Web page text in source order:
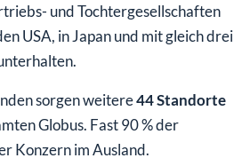
und Tochtergesellschaften
USA, in Japan und mit gleich drei
sorgen weitere44 Standorte
Globus. Fast 90 % der
Konzern im Ausland.